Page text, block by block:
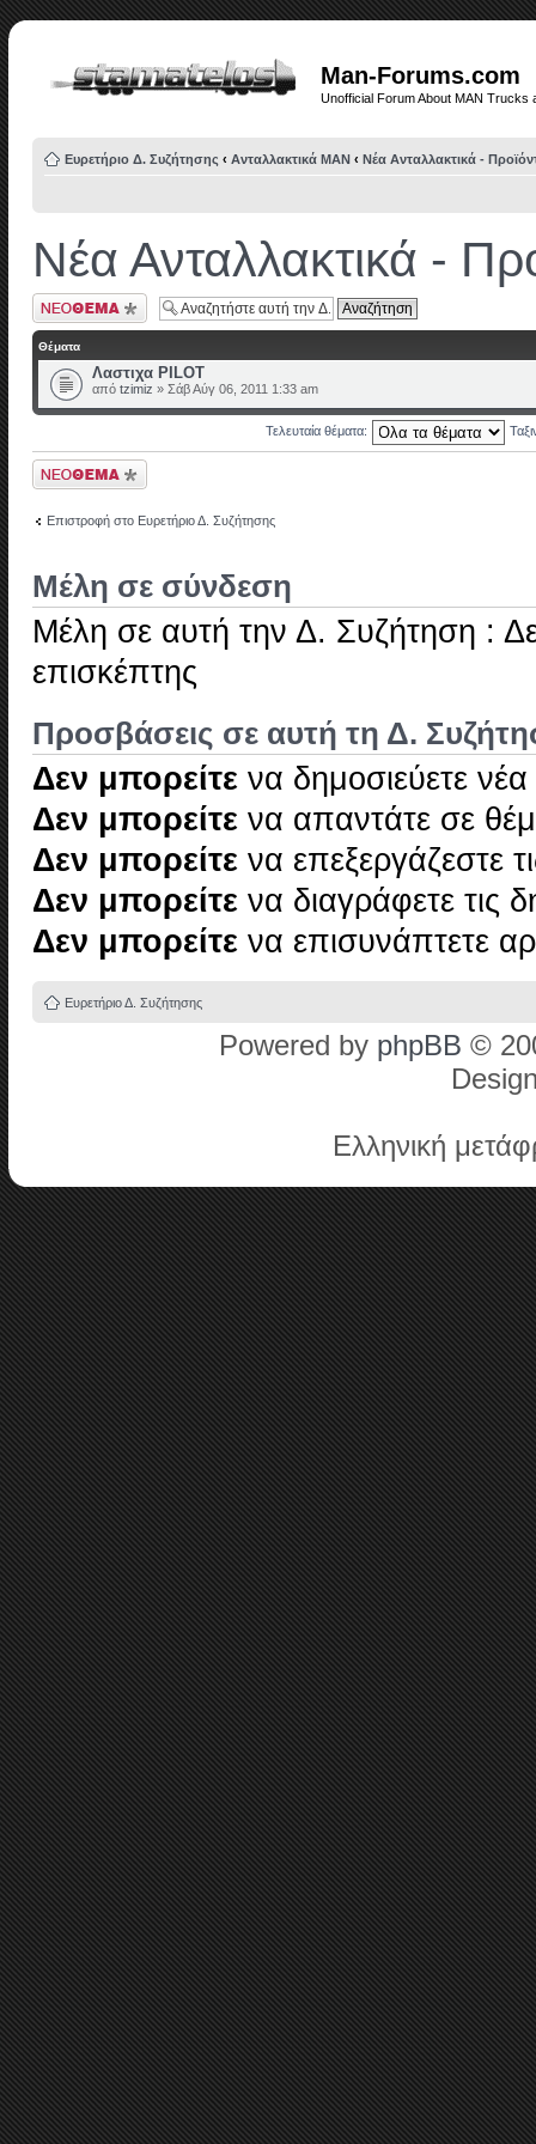
Man-Forums.com
Unofficial Forum About MAN Trucks
Ευρετήριο Δ. Συζήτησης ‹ Ανταλλακτικά ΜΑΝ ‹ Νέα Ανταλλακτικά -
Νέα Ανταλλακτικά -
Δημιουργία νέου
θέματος
Θέματα
Λαστιχα PILOT
από tzimiz » Σάβ Αύγ 06, 2011 1:33 am
Τελευταία θέματα:
Δημιουργία νέου
θέματος
Επιστροφή στο Ευρετήριο Δ. Συζήτησης
Μέλη σε σύνδεση
Μέλη σε αυτή την Δ. Συζήτηση :
επισκέπτης
Προσβάσεις σε αυτή τη Δ.
Δεν μπορείτε να δημοσιεύετε
Δεν μπορείτε να απαντάτε σε
Δεν μπορείτε να επεξεργάζεστε
Δεν μπορείτε να διαγράφετε τις
Δεν μπορείτε να επισυνάπτετε
Ευρετήριο Δ. Συζήτησης
Powered by phpBB ©
Ελληνική